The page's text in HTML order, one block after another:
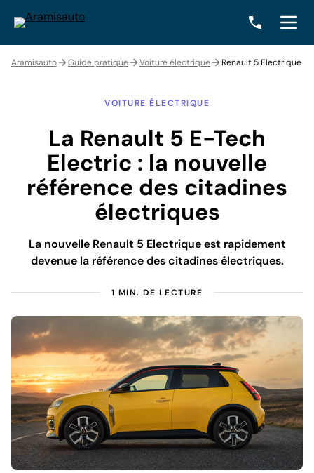
Aramisauto Guide pratique Voiture électrique Renault 5 Electrique
VOITURE ÉLECTRIQUE
La Renault 5 E-Tech
Electric : la nouvelle
référence des citadines
électriques
La nouvelle Renault 5 Electrique est rapidement
devenue la référence des citadines électriques.
1 MIN. DE LECTURE